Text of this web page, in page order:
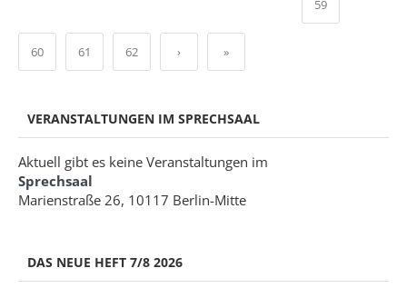
59
60 61 62 › »
VERANSTALTUNGEN IM SPRECHSAAL
Aktuell gibt es keine Veranstaltungen im
Sprechsaal
Marienstraße 26, 10117 Berlin-Mitte
DAS NEUE HEFT 7/8 2026